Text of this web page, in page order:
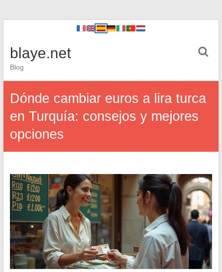
blaye.net
Blog
Dónde cambiar euros a lira turca
en Turquía: consejos y mejores
opciones